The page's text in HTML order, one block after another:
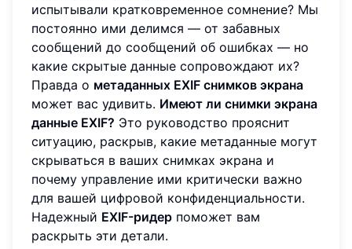
испытывали кратковременное сомнение? Мы
постоянно ими делимся — от забавных
сообщений до сообщений об ошибках — но
какие скрытые данные сопровождают их?
Правда о метаданных EXIF снимков экрана
может вас удивить. Имеют ли снимки экрана
данные EXIF? Это руководство прояснит
ситуацию, раскрыв, какие метаданные могут
скрываться в ваших снимках экрана и
почему управление ими критически важно
для вашей цифровой конфиденциальности.
Надежный EXIF-ридер поможет вам
раскрыть эти детали.